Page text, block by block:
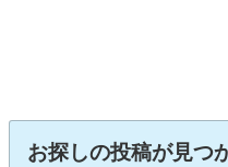
お探しの投稿が見つ